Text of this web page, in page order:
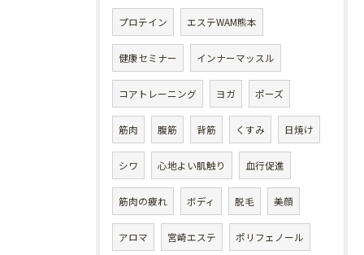
プロテイン エステWAM熊本
健康セミナー インナーマッスル
コアトレーニング ヨガ ポーズ
筋肉 腹筋 背筋 くすみ 日焼け
シワ 心地よい肌触り 血行促進
筋肉の疲れ ボディ 脱毛 美顔
アロマ 宮崎エステ ポリフェノール